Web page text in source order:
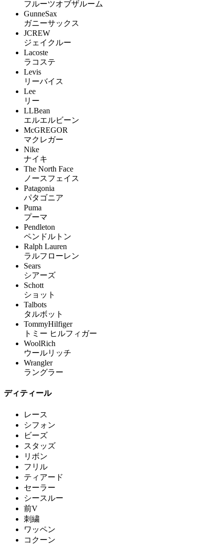
フルーツオブザルーム
GunneSax
ガニーサックス
JCREW
ジェイクルー
Lacoste
ラコステ
Levis
リーバイス
Lee
リー
LLBean
エルエルビーン
McGREGOR
マクレガー
Nike
ナイキ
The North Face
ノースフェイス
Patagonia
パタゴニア
Puma
プーマ
Pendleton
ペンドルトン
Ralph Lauren
ラルフローレン
Sears
シアーズ
Schott
ショット
Talbots
タルボット
TommyHilfiger
トミー ヒルフィガー
WoolRich
ウールリッチ
Wrangler
ラングラー
ディティール
レース
シフォン
ビーズ
スタッズ
リボン
フリル
ティアード
セーラー
シースルー
前V
刺繍
ワッペン
コクーン